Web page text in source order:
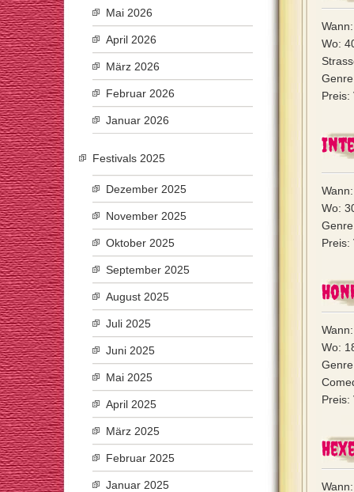
Wo:
Preis:
Wo:
Preis:
Wo:
Preis:
Mai 2026
April 2026
März 2026
Februar 2026
Januar 2026
Festivals 2025
Dezember 2025
November 2025
Oktober 2025
September 2025
August 2025
Juli 2025
Juni 2025
Mai 2025
April 2025
März 2025
Februar 2025
Januar 2025